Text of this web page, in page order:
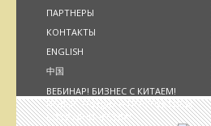
ПАРТНЕРЫ
КОНТАКТЫ
ENGLISH
中国
ВЕБИНАР! БИЗНЕС С КИТАЕМ!
НОВЫЕ ТРЕНДЫ И ПЕРСПЕКТИВЫ
СОТРУДНИЧЕСТВА!